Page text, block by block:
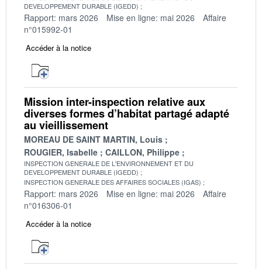
DEVELOPPEMENT DURABLE (IGEDD)
Rapport: mars 2026 Mise en ligne: mai 2026
Affaire
n°015992-01
Accéder à la notice
Mission inter-inspection relative aux
diverses formes d’habitat partagé adapté
au vieillissement
MOREAU DE SAINT MARTIN, Louis
ROUGIER, Isabelle
CAILLON, Philippe
INSPECTION GENERALE DE L'ENVIRONNEMENT ET DU
DEVELOPPEMENT DURABLE (IGEDD)
INSPECTION GENERALE DES AFFAIRES SOCIALES (IGAS)
Rapport: mars 2026 Mise en ligne: mai 2026
Affaire
n°016306-01
Accéder à la notice